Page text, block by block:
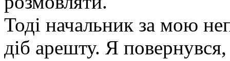
Тоді начальник за мою
діб арешту. Я